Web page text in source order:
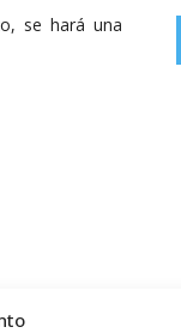
se hará una